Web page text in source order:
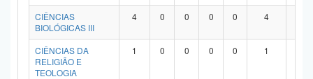
CIÊNCIAS
BIOLÓGICAS III
4 0 0 0 0 4
CIÊNCIAS DA
RELIGIÃO E
TEOLOGIA
1 0 0 0 0 1